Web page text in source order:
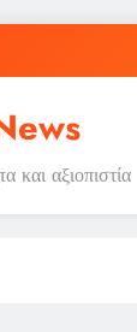
και αξιοπιστία